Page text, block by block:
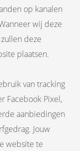
op kanalen
wij deze
deze
plaatsen.
van tracking
Facebook Pixel,
aanbiedingen
Jouw
website te